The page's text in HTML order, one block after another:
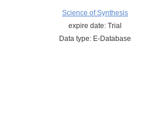
Science of Synthesis
expire date: Trial
Data type: E-Database